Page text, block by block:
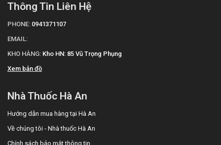
Thông Tin Liên Hệ
PHONE: 0941371107
EMAIL:
KHO HÀNG: Kho HN: 85 Vũ Trọng Phụng
Xem bản đồ
Nhà Thuốc Hà An
Hướng dẫn mua hàng tại Hà An
Về chúng tôi - Nhà thuốc Hà An
Chính sách bảo mật thông tin